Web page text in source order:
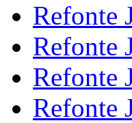
Refonte
Refonte
Refonte
Refonte